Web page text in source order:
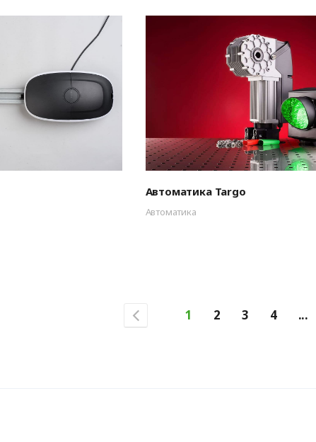
Автоматика Targo
Автоматика
1 2 3 4 ...